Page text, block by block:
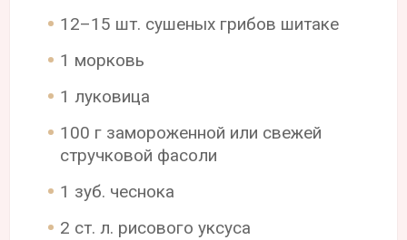
12–15 шт. сушеных грибов шитаке
1 морковь
1 луковица
100 г замороженной или свежей
стручковой фасоли
1 зуб. чеснока
2 ст. л. рисового уксуса